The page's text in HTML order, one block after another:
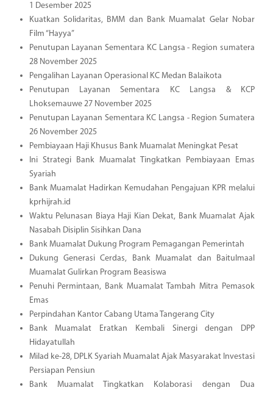
1 Desember 2025
Kuatkan Solidaritas, BMM dan Bank Muamalat Gelar Nobar
Film “Hayya”
Penutupan Layanan Sementara KC Langsa - Region sumatera
28 November 2025
Pengalihan Layanan Operasional KC Medan Balaikota
Penutupan Layanan Sementara KC Langsa & KCP
Lhoksemauwe 27 November 2025
Penutupan Layanan Sementara KC Langsa - Region Sumatera
26 November 2025
Pembiayaan Haji Khusus Bank Muamalat Meningkat Pesat
Ini Strategi Bank Muamalat Tingkatkan Pembiayaan Emas
Syariah
Bank Muamalat Hadirkan Kemudahan Pengajuan KPR melalui
kprhijrah.id
Waktu Pelunasan Biaya Haji Kian Dekat, Bank Muamalat Ajak
Nasabah Disiplin Sisihkan Dana
Bank Muamalat Dukung Program Pemagangan Pemerintah
Dukung Generasi Cerdas, Bank Muamalat dan Baitulmaal
Muamalat Gulirkan Program Beasiswa
Penuhi Permintaan, Bank Muamalat Tambah Mitra Pemasok
Emas
Perpindahan Kantor Cabang Utama Tangerang City
Bank Muamalat Eratkan Kembali Sinergi dengan DPP
Hidayatullah
Milad ke-28, DPLK Syariah Muamalat Ajak Masyarakat Investasi
Persiapan Pensiun
Bank Muamalat Tingkatkan Kolaborasi dengan Dua